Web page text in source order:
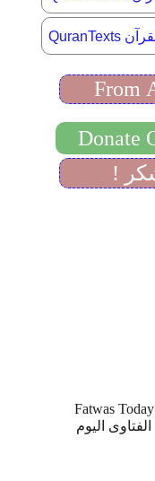
Fatwas Today
الفتاوى اليوم